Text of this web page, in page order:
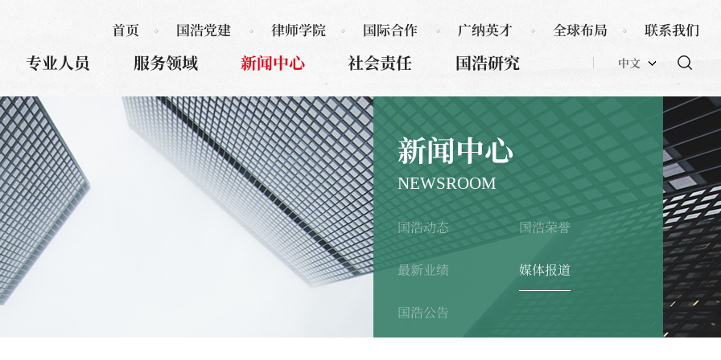
专业人员 服务领域 新闻中心 社会责任 国浩研究 中文
首页 国浩党建 律师学院 国际合作 广纳英才 全球布局 联系我们
新闻中心
NEWSROOM
国浩动态 国浩荣誉
最新业绩 媒体报道
国浩公告